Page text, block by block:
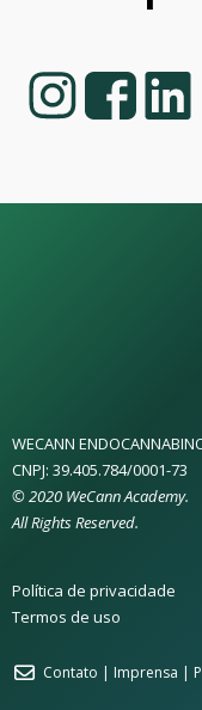
WECANN
CNPJ: 39.405.784/0001-73
© 2020 WeCann Academy.
All Rights Reserved.
Política de privacidade
Termos de uso
Contato | Imprensa |